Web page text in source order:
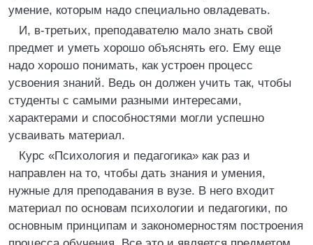
умение, которым надо специально овладевать.
И, в-третьих, преподавателю мало знать свой
предмет и уметь хорошо объяснять его. Ему еще
надо хорошо понимать, как устроен процесс
усвоения знаний. Ведь он должен учить так, чтобы
студенты с самыми разными интересами,
характерами и способностями могли успешно
усваивать материал.
Курс «Психология и педагогика» как раз и
направлен на то, чтобы дать знания и умения,
нужные для преподавания в вузе. В него входит
материал по основам психологии и педагогики, по
основным принципам и закономерностям построения